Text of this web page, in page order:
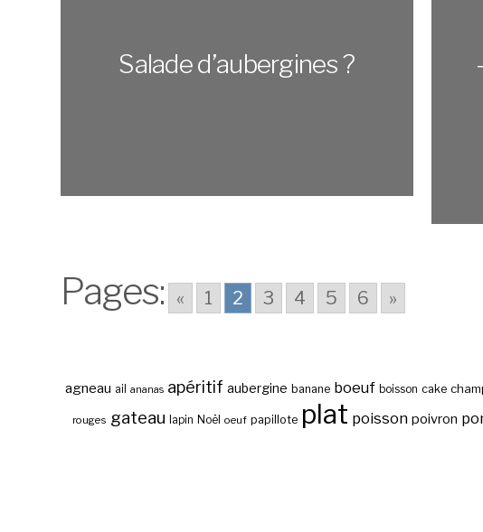
Salade d’aubergines ?
Pages: « 1 2 3 4 5 6 »
agneau ail ananas apéritif aubergine banane boeuf boisson cake
rouges gateau lapin Noël oeuf papillote plat poisson poivron